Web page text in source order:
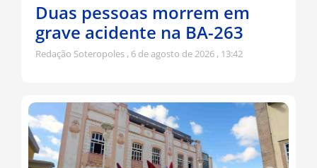
Duas pessoas morrem em
grave acidente na BA-263
Redação Soteropoles 6 de agosto de 2026 13:42